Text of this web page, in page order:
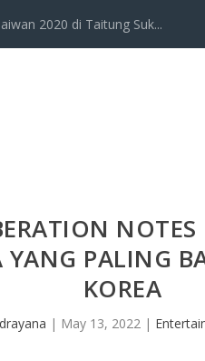
2020 di Taitung Suk...
YANG PALING
KOREA
| May 13, 2022 |